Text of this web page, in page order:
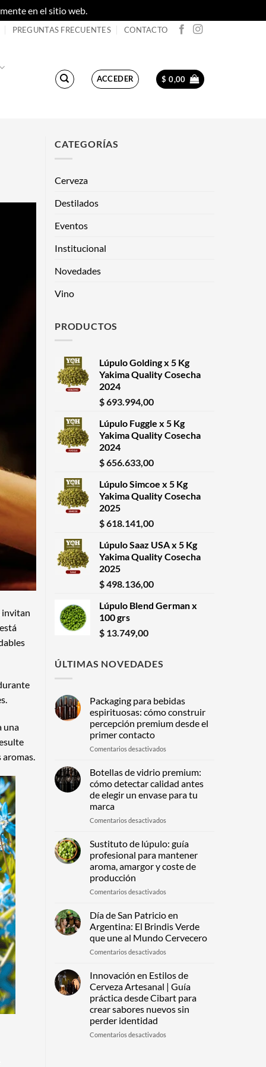
en el sitio web.
PREGUNTAS FRECUENTES CONTACTO
ACCEDER $ 0,00
invitan
una
CATEGORÍAS
Cerveza
Destilados
Eventos
Institucional
Novedades
Vino
PRODUCTOS
Lúpulo Golding x 5 Kg
Yakima Quality Cosecha
2024
$693.994,00
Lúpulo Fuggle x 5 Kg
Yakima Quality Cosecha
2024
$656.633,00
Lúpulo Simcoe x 5 Kg
Yakima Quality Cosecha
2025
$618.141,00
Lúpulo Saaz USA x 5 Kg
Yakima Quality Cosecha
2025
$498.136,00
Lúpulo Blend German x
100 grs
$ 13.749,00
ÚLTIMAS NOVEDADES
Packaging para bebidas
espirituosas: cómo construir
percepción premium desde el
primer contacto
Comentarios desactivados
bebidas
espirituosas:
cómo
el
primer
contacto
Botellas de vidrio premium:
cómo detectar calidad antes
de elegir un envase para tu
marca
Comentarios desactivados
vidrio
premium:
cómo
elegir
un
envase
marca
Sustituto de lúpulo: guía
profesional para mantener
aroma, amargor y coste de
producción
Comentarios desactivados
lúpulo:
guía
profesional
para
aroma,
amargor
y
coste
de
Día de San Patricio en
Argentina: El Brindis Verde
que une al Mundo Cervecero
Comentarios desactivados
de
San
Patricio
en
Argentina:
Innovación en Estilos de
Cerveza Artesanal | Guía
práctica desde Cibart para
crear sabores nuevos sin
perder identidad
Comentarios desactivados